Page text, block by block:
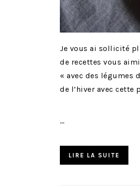
Je vous ai sollicité
de recettes vous
« avec des légumes
de l’hiver avec cette
…
LIRE LA SUITE